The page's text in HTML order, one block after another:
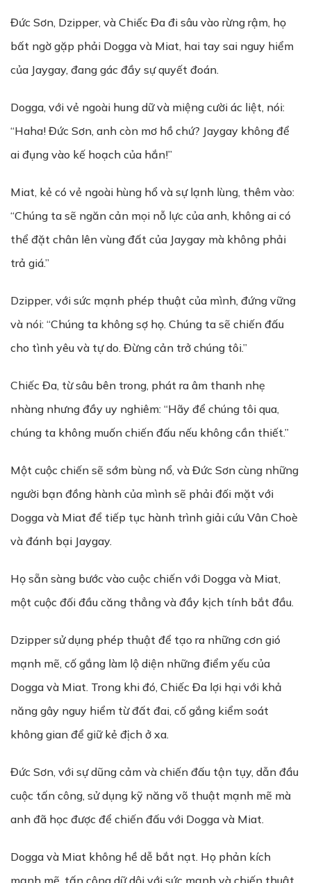
Đức Sơn, Dzipper, và Chiếc Đa đi sâu vào rừng rậm, họ
bất ngờ gặp phải Dogga và Miat, hai tay sai nguy hiểm
của Jaygay, đang gác đầy sự quyết đoán.
Dogga, với vẻ ngoài hung dữ và miệng cười ác liệt, nói:
“Haha! Đức Sơn, anh còn mơ hồ chứ? Jaygay không để
ai đụng vào kế hoạch của hắn!”
Miat, kẻ có vẻ ngoài hùng hổ và sự lạnh lùng, thêm vào:
“Chúng ta sẽ ngăn cản mọi nỗ lực của anh, không ai có
thể đặt chân lên vùng đất của Jaygay mà không phải
trả giá.”
Dzipper, với sức mạnh phép thuật của mình, đứng vững
và nói: “Chúng ta không sợ họ. Chúng ta sẽ chiến đấu
cho tình yêu và tự do. Đừng cản trở chúng tôi.”
Chiếc Đa, từ sâu bên trong, phát ra âm thanh nhẹ
nhàng nhưng đầy uy nghiêm: “Hãy để chúng tôi qua,
chúng ta không muốn chiến đấu nếu không cần thiết.”
Một cuộc chiến sẽ sớm bùng nổ, và Đức Sơn cùng những
người bạn đồng hành của mình sẽ phải đối mặt với
Dogga và Miat để tiếp tục hành trình giải cứu Vân Choè
và đánh bại Jaygay.
Họ sẵn sàng bước vào cuộc chiến với Dogga và Miat,
một cuộc đối đầu căng thẳng và đầy kịch tính bắt đầu.
Dzipper sử dụng phép thuật để tạo ra những cơn gió
mạnh mẽ, cố gắng làm lộ diện những điểm yếu của
Dogga và Miat. Trong khi đó, Chiếc Đa lợi hại với khả
năng gây nguy hiểm từ đất đai, cố gắng kiểm soát
không gian để giữ kẻ địch ở xa.
Đức Sơn, với sự dũng cảm và chiến đấu tận tụy, dẫn đầu
cuộc tấn công, sử dụng kỹ năng võ thuật mạnh mẽ mà
anh đã học được để chiến đấu với Dogga và Miat.
Dogga và Miat không hề dễ bắt nạt. Họ phản kích
mạnh mẽ, tấn công dữ dội với sức mạnh và chiến thuật